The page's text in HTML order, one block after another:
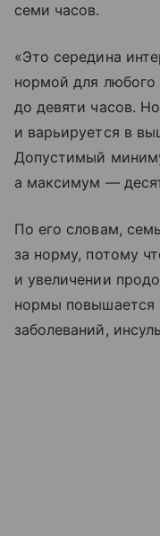
семи часов.
«Это середина
нормой для любого
до девяти часов.
и варьируется в
Допустимый
а максимум —
По его словам,
за норму, потому
и увеличении
нормы повышается
заболеваний,